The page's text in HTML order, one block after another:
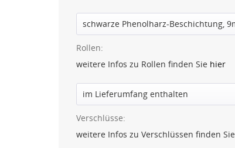
Rollen:
weitere Infos zu Rollen finden Sie hier
Verschlüsse:
weitere Infos zu Verschlüssen finden Sie